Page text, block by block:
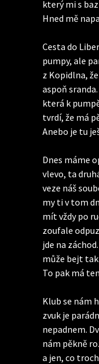
který mi s
Hned mě
Cesta do
pumpy, ale
z Kopidlna,
aspoň
která k
tvrdí, že má
Anebo je tu
Dnes máme
vlevo, ta
veze náš
my ti v tom
mít vždy po
zoufale
jde na
může bejt
To pak má
Klub se nám
zvuk je
nepadnem.
nám pěkně
a jen, co